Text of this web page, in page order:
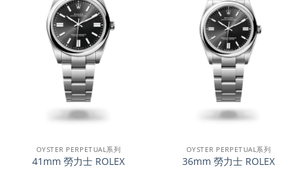
OYSTER PERPETUAL系列
41mm 勞力士 ROLEX
OYSTER PERPETUAL系列
36mm 勞力士 ROLEX